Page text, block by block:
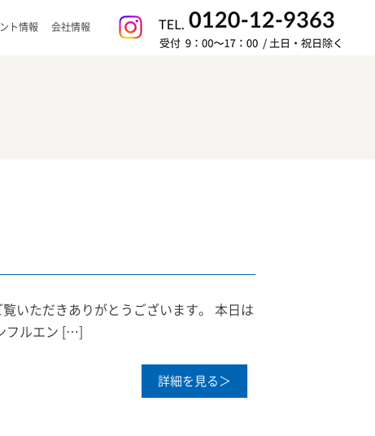
ト情報 会社情報
いただきありがとうございます。 本日は
フルエン […]
詳細を見る＞